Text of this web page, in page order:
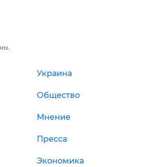
Украина
Общество
Мнение
Пресса
Экономика